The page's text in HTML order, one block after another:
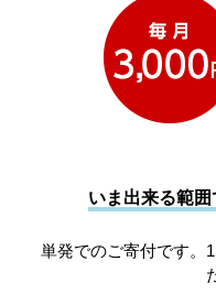
いま出来る範囲
単発でのご寄付です。